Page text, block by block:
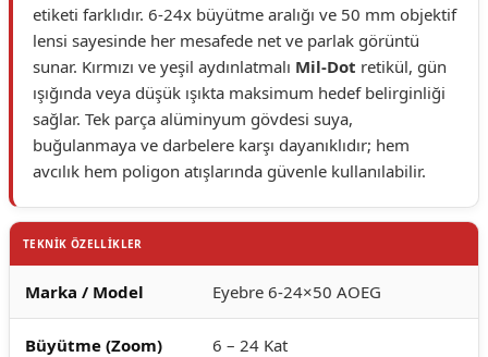
etiketi farklıdır. 6-24x büyütme aralığı ve 50 mm objektif
lensi sayesinde her mesafede net ve parlak görüntü
sunar. Kırmızı ve yeşil aydınlatmalı Mil-Dot retikül, gün
ışığında veya düşük ışıkta maksimum hedef belirginliği
sağlar. Tek parça alüminyum gövdesi suya,
buğulanmaya ve darbelere karşı dayanıklıdır; hem
avcılık hem poligon atışlarında güvenle kullanılabilir.
TEKNİK ÖZELLİKLER
Marka / Model Eyebre 6-24×50 AOEG
Büyütme (Zoom) 6 – 24 Kat